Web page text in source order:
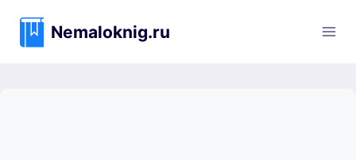
содержимому
Nemaloknig.ru